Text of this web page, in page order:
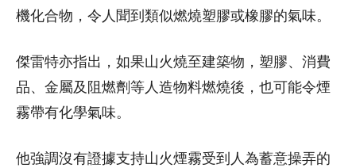
機化合物，令人聞到類似燃燒塑膠或橡膠的氣味。
傑雷特亦指出，如果山火燒至建築物，塑膠、消費
品、金屬及阻燃劑等人造物料燃燒後，也可能令煙
霧帶有化學氣味。
他強調沒有證據支持山火煙霧受到人為蓄意操弄的